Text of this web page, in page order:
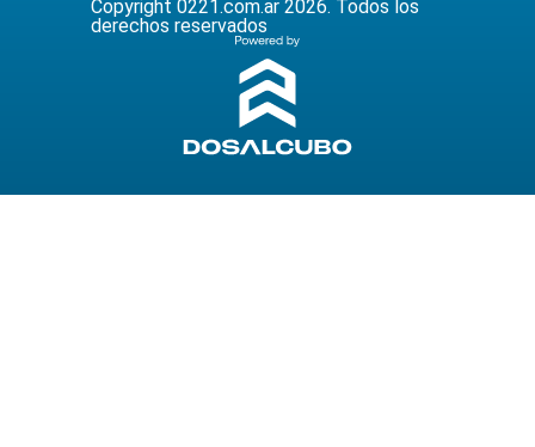
Copyright 0221.com.ar 2026. Todos los
derechos reservados